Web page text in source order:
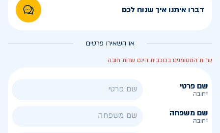
דברו איתנו איך שנוח לכם
או השאירו פרטים
שדות המסומנים בכוכבית הינם שדות חובה
שם פרטי
*חובה
שם משפחה
*חובה